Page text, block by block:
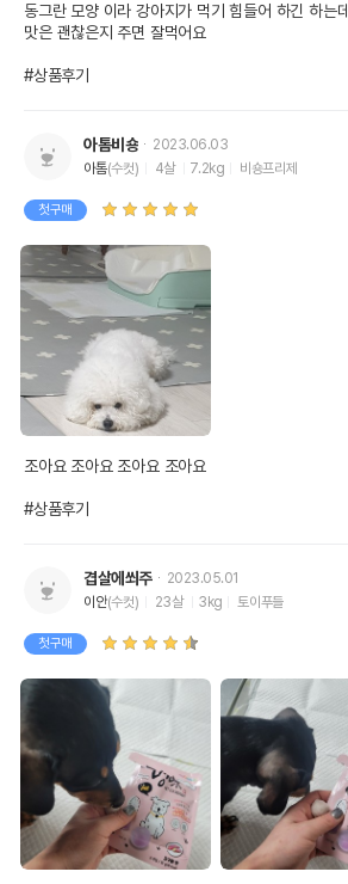
동그란 모양 이라 강아지가 먹기 힘들어 하긴 하는데
맛은 괜찮은지 주면 잘먹어요
#상품후기
아톰비숑
2023.06.03
아톰(수컷) 4살 7.2kg 비숑프리제
첫구매
조아요 조아요 조아요 조아요
#상품후기
겹살에쐬주
2023.05.01
이안(수컷) 23살 3kg 토이푸들
첫구매